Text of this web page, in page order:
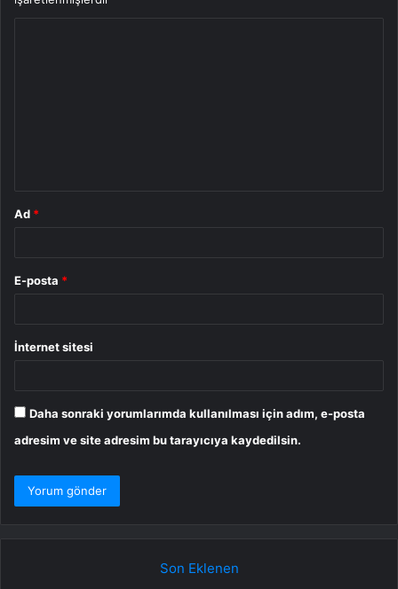
Ad *
E-posta *
İnternet sitesi
Daha sonraki yorumlarımda kullanılması için adım, e-posta
adresim ve site adresim bu tarayıcıya kaydedilsin.
Son Eklenen